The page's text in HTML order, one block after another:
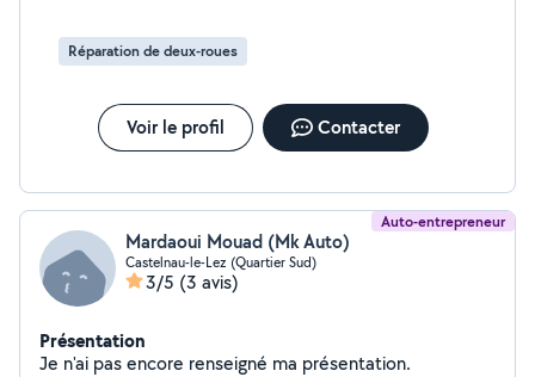
Réparation de deux-roues
Voir le profil Contacter
Auto-entrepreneur
Mardaoui Mouad (Mk Auto)
Castelnau-le-Lez (Quartier Sud)
3/5 (3 avis)
Présentation
Je n'ai pas encore renseigné ma présentation.